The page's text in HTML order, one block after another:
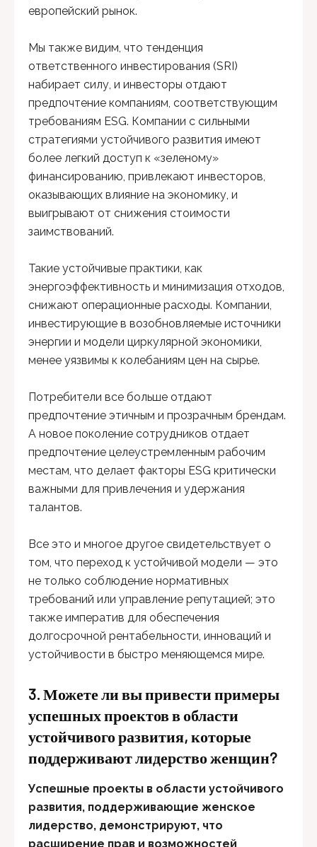
европейский рынок.
Мы также видим, что тенденция
ответственного инвестирования (SRI)
набирает силу, и инвесторы отдают
предпочтение компаниям, соответствующим
требованиям ESG. Компании с сильными
стратегиями устойчивого развития имеют
более легкий доступ к «зеленому»
финансированию, привлекают инвесторов,
оказывающих влияние на экономику, и
выигрывают от снижения стоимости
заимствований.
Такие устойчивые практики, как
энергоэффективность и минимизация отходов,
снижают операционные расходы. Компании,
инвестирующие в возобновляемые источники
энергии и модели циркулярной экономики,
менее уязвимы к колебаниям цен на сырье.
Потребители все больше отдают
предпочтение этичным и прозрачным брендам.
А новое поколение сотрудников отдает
предпочтение целеустремленным рабочим
местам, что делает факторы ESG критически
важными для привлечения и удержания
талантов.
Все это и многое другое свидетельствует о
том, что переход к устойчивой модели — это
не только соблюдение нормативных
требований или управление репутацией; это
также императив для обеспечения
долгосрочной рентабельности, инноваций и
устойчивости в быстро меняющемся мире.
3.Можете ли вы привести примеры
успешных проектов в области
устойчивого развития, которые
поддерживают лидерство женщин?
Успешные проекты в области устойчивого
развития, поддерживающие женское
лидерство, демонстрируют, что
расширение прав и возможностей